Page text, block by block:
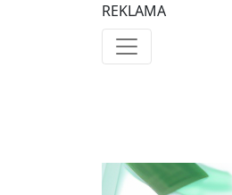
REKLAMA